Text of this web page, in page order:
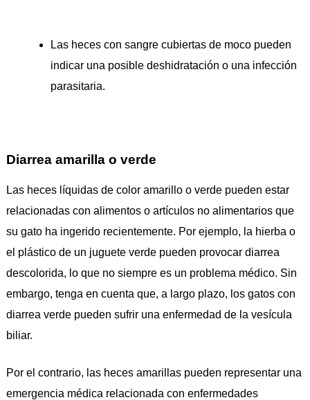
Las heces con sangre cubiertas de moco pueden
indicar una posible deshidratación o una infección
parasitaria.
Diarrea amarilla o verde
Las heces líquidas de color amarillo o verde pueden estar
relacionadas con alimentos o artículos no alimentarios que
su gato ha ingerido recientemente. Por ejemplo, la hierba o
el plástico de un juguete verde pueden provocar diarrea
descolorida, lo que no siempre es un problema médico. Sin
embargo, tenga en cuenta que, a largo plazo, los gatos con
diarrea verde pueden sufrir una enfermedad de la vesícula
biliar.
Por el contrario, las heces amarillas pueden representar una
emergencia médica relacionada con enfermedades